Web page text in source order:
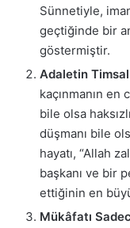
Sünnetiyle,
geçtiğinde bir
göstermiştir.
Adaletin
kaçınmanın en
bile olsa
düşmanı bile
hayatı, “Allah
başkanı ve bir
ettiğinin en
Mükâfatı